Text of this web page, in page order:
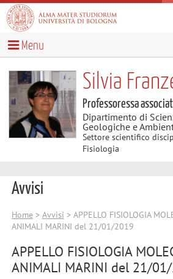
Menu
Silvia
Professoressa
Dipartimento di
Geologiche e
Settore scientifico
Fisiologia
Avvisi
Home> Avvisi > APPELLO FISIOLOGIA
ANIMALI MARINI del 21/01/2019
APPELLO FISIOLOGIA
ANIMALI MARINI del 21/